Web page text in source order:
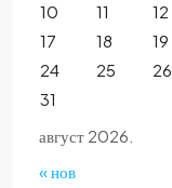
август 2026.
10
11 12
17
18 19
24
25 26
31
« нов